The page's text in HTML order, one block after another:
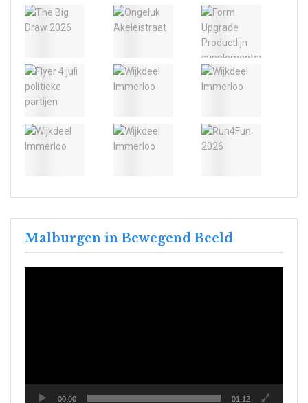
Malburgen in Bewegend Beeld
00:00 01:12